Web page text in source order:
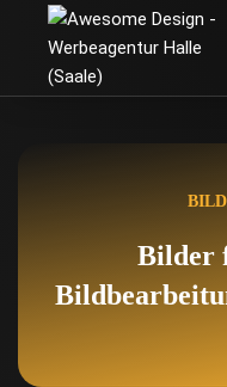
Bilder